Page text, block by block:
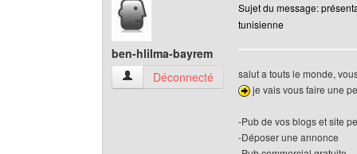
ben-hlilma-bayrem
ben-hlilma-bayrem Voir le profil de l'utilisateur
Déconnecté
Sujet du message:
tunisienne
salut a touts le monde,
je vais vous faire une
-Pub de vos blogs et site
-Déposer une annonce